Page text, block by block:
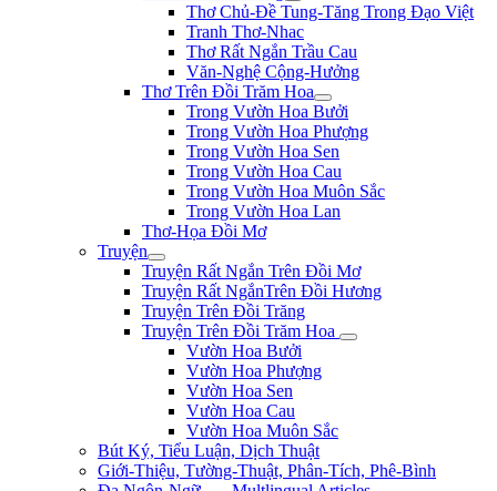
Thơ Chủ-Đề Tung-Tăng Trong Đạo Việt
Tranh Thơ-Nhac
Thơ Rất Ngắn Trầu Cau
Văn-Nghệ Cộng-Hưởng
Thơ Trên Đồi Trăm Hoa
Trong Vườn Hoa Bưởi
Trong Vườn Hoa Phượng
Trong Vườn Hoa Sen
Trong Vườn Hoa Cau
Trong Vườn Hoa Muôn Sắc
Trong Vườn Hoa Lan
Thơ-Họa Đồi Mơ
Truyện
Truyện Rất Ngắn Trên Đồi Mơ
Truyện Rất NgắnTrên Đồi Hương
Truyện Trên Đồi Trăng
Truyện Trên Đồi Trăm Hoa
Vườn Hoa Bưởi
Vườn Hoa Phượng
Vườn Hoa Sen
Vườn Hoa Cau
Vườn Hoa Muôn Sắc
Bút Ký, Tiểu Luận, Dịch Thuật
Giới-Thiệu, Tường-Thuật, Phân-Tích, Phê-Bình